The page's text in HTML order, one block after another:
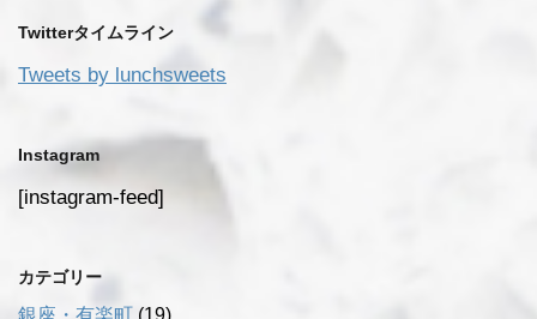
Twitterタイムライン
Tweets by lunchsweets
Instagram
[instagram-feed]
カテゴリー